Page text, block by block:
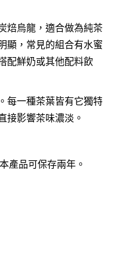
焙烏龍，適合做為純茶
顯，常見的組合有水蜜
配鮮奶或其他配料飲
每一種茶葉皆有它獨特
接影響茶味濃淡。
產品可保存兩年。